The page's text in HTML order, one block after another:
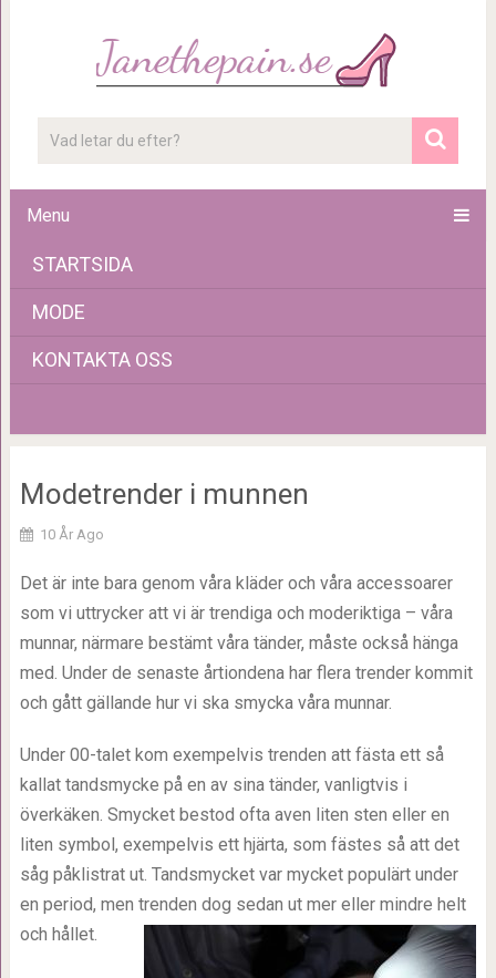
Menu
STARTSIDA
MODE
KONTAKTA OSS
Modetrender i munnen
10 År Ago
Det är inte bara genom våra kläder och våra accessoarer
som vi uttrycker att vi är trendiga och moderiktiga – våra
munnar, närmare bestämt våra tänder, måste också hänga
med. Under de senaste årtiondena har flera trender kommit
och gått gällande hur vi ska smycka våra munnar.
Under 00-talet kom exempelvis trenden att fästa ett så
kallat tandsmycke på en av sina tänder, vanligtvis i
överkäken. Smycket bestod ofta aven liten sten eller en
liten symbol, exempelvis ett hjärta, som fästes så att det
såg påklistrat ut. Tandsmycket var mycket populärt under
en period, men trenden dog sedan ut mer eller mindre helt
och hållet.